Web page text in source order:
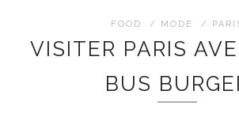
FOOD / MODE /
VISITER PARIS
BUS